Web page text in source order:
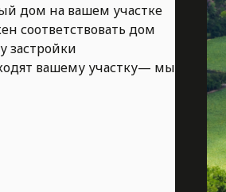
дом на вашем участке
соответствовать дом
застройки
вашему участку— мы